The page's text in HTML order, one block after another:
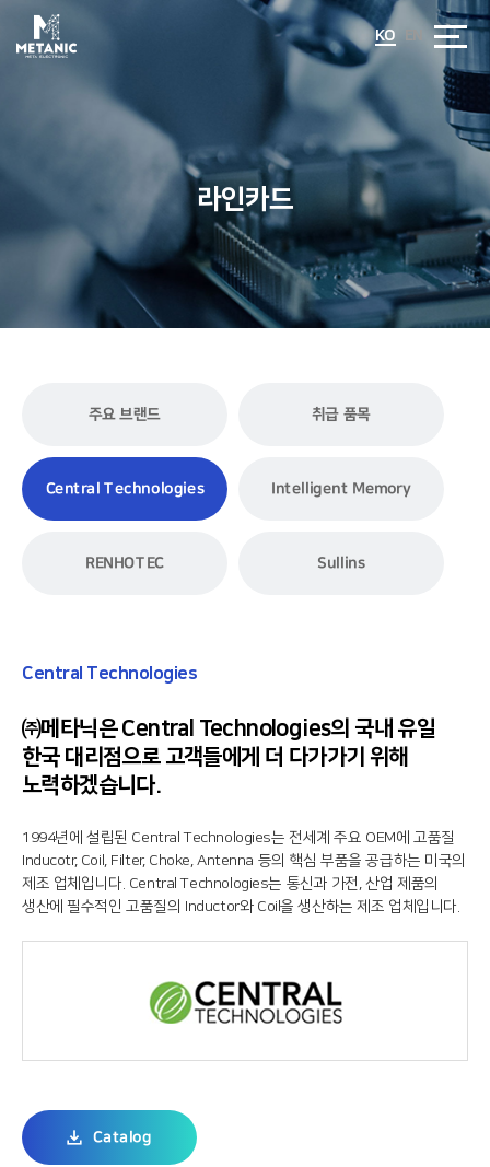
KO EN
라인카드
주요 브랜드 취급 품목
Central Technologies Intelligent Memory
RENHOTEC Sullins
Central Technologies
㈜메타닉은 Central Technologies의 국내 유일
한국 대리점으로 고객들에게 더 다가가기 위해
노력하겠습니다.
1994년에 설립된 Central Technologies는 전세계 주요 OEM에 고품질
Inducotr, Coil, Filter, Choke, Antenna 등의 핵심 부품을 공급하는 미국의
제조 업체입니다. Central Technologies는 통신과 가전, 산업 제품의
생산에 필수적인 고품질의 Inductor와 Coil을 생산하는 제조 업체입니다.
Catalog